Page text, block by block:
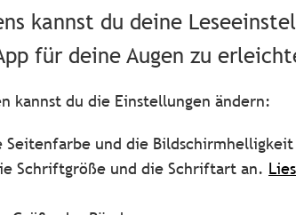
kannst du deine
für deine Augen zu
kannst du die Einstellungen ändern:
Seitenfarbe und die
Schriftgröße und die Schriftart an.